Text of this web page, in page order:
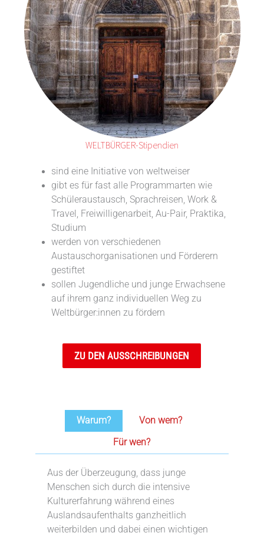
WELTBÜRGER-Stipendien
sind eine Initiative von weltweiser
gibt es für fast alle Programmarten wie
Schüleraustausch, Sprachreisen, Work &
Travel, Freiwilligenarbeit, Au-Pair, Praktika,
Studium
werden von verschiedenen
Austauschorganisationen und Förderern
gestiftet
sollen Jugendliche und junge Erwachsene
auf ihrem ganz individuellen Weg zu
Weltbürger:innen zu fördern
ZU DEN AUSSCHREIBUNGEN
Warum? Von wem?
Für wen?
Aus der Überzeugung, dass junge
Menschen sich durch die intensive
Kulturerfahrung während eines
Auslandsaufenthalts ganzheitlich
weiterbilden und dabei einen wichtigen